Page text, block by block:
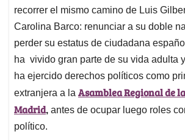
recorrer el mismo camino de Luis
Carolina Barco: renunciar a su doble
perder su estatus de ciudadana
ha vivido gran parte de su vida adulta
ha ejercido derechos políticos como
extranjera a la Asamblea Regional de
Madrid, antes de ocupar luego roles
político.